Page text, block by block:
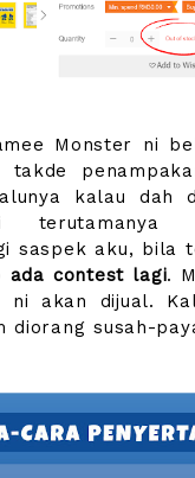
Monster ni
kalau dah
terutamanya
saspek aku, bila
ada contest lagi.
ni akan dijual.
diorang susah-